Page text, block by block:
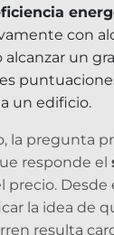
con
alcanzar un
un edificio.
la pregunta
responde el
precio.
la idea de
resulta